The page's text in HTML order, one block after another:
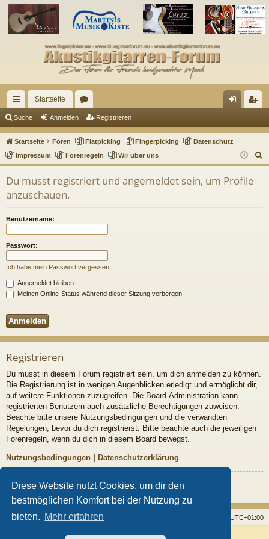
Diese Website nutzt Cookies, um dir den
bestmöglichen Komfort bei der Nutzung zu
bieten. Mehr erfahren
ch
ne
llz
Startseite
en m ist
rie
Suche Anmelden Registrieren
Startseite Foren Flatpicking Fingerpicking
Datenschutz
Impressum
Forenregeln Wir über uns
u
Du musst registriert und angemeldet sein, um Profile
anzuschauen.
Benutzername:
Passwort:
Ich habe mein Passwort vergessen
Angemeldet bleiben
Meinen Online-Status während dieser Sitzung verbergen
Registrieren
Du musst in diesem Forum registriert sein, um dich anmelden zu können.
Die Registrierung ist in wenigen Augenblicken erledigt und ermöglicht dir,
auf weitere Funktionen zuzugreifen. Die Board-Administration kann
registrierten Benutzern auch zusätzliche Berechtigungen zuweisen.
Beachte bitte unsere Nutzungsbedingungen und die verwandten
Regelungen, bevor du dich registrierst. Bitte beachte auch die jeweiligen
Forenregeln, wenn du dich in diesem Board bewegst.
Nutzungsbedingungen Datenschutzerklärung
Registrieren
Startseite Foren UTC+01:00
Powered byphpBB® Forum Software © phpBB Limited